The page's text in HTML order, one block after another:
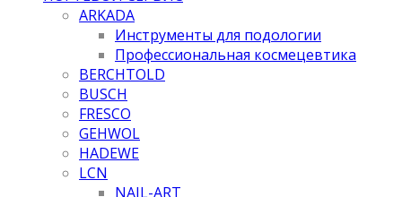
ARKADA
Инструменты для подологии
Профессиональная космецевтика
BERCHTOLD
BUSCH
FRESCO
GEHWOL
HADEWE
LCN
NAIL-ART